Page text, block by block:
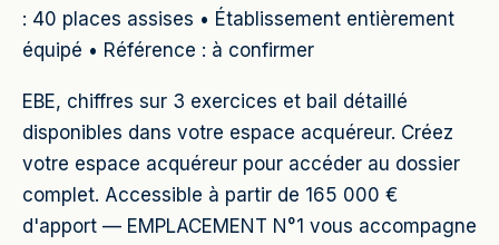
: 40 places assises • Établissement entièrement
équipé • Référence : à confirmer
EBE, chiffres sur 3 exercices et bail détaillé
disponibles dans votre espace acquéreur. Créez
votre espace acquéreur pour accéder au dossier
complet. Accessible à partir de 165 000 €
d'apport — EMPLACEMENT N°1 vous accompagne